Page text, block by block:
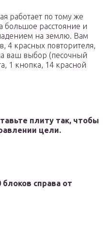
работает по тому же
большое расстояние и
на землю. Вам
4 красных повторителя,
ваш выбор (песочный
1 кнопка, 14 красной
плиту так, чтобы
цели.
блоков справа от